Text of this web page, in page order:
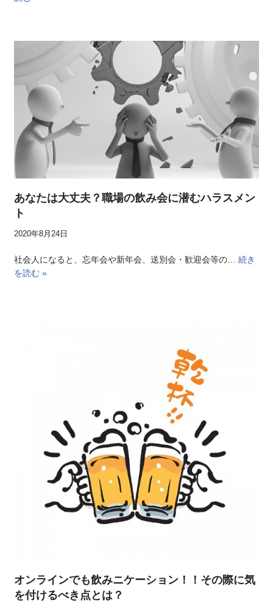
あなたは大丈夫？職場の飲み会に潜むハラスメン
ト
2020年8月24日
社会人になると、忘年会や新年会、送別会・歓迎会等の…続き
を読む »
オンラインでも飲みニケーション！！その際に気
を付けるべき点とは？